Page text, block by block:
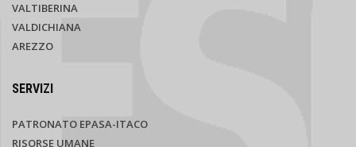
VALTIBERINA
VALDICHIANA
AREZZO
SERVIZI
PATRONATO EPASA-ITACO
RISORSE UMANE